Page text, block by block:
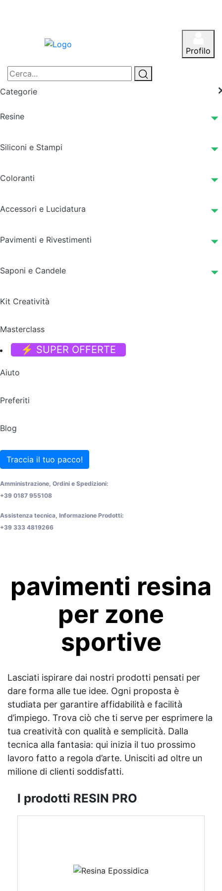
Profilo
Categorie
Resine
Siliconi e Stampi
Coloranti
Accessori e Lucidatura
Pavimenti e Rivestimenti
Saponi e Candele
Kit Creatività
Masterclass
⚡ SUPER OFFERTE
Aiuto
Preferiti
Blog
Traccia il tuo pacco!
Amministrazione, Ordini e Spedizioni:
+39 0187 955108
Assistenza tecnica, Informazione Prodotti:
+39 333 4819266
pavimenti resina
per zone
sportive
Lasciati ispirare dai nostri prodotti pensati per
dare forma alle tue idee. Ogni proposta è
studiata per garantire affidabilità e facilità
d’impiego. Trova ciò che ti serve per esprimere la
tua creatività con qualità e semplicità. Dalla
tecnica alla fantasia: qui inizia il tuo prossimo
lavoro fatto a regola d’arte. Unisciti ad oltre un
milione di clienti soddisfatti.
I prodotti RESIN PRO